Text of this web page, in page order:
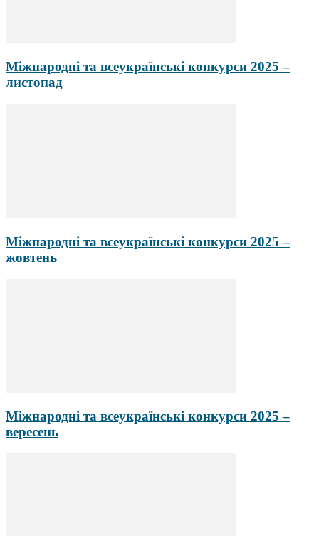
Міжнародні та всеукраїнські конкурси 2025 –
листопад
Міжнародні та всеукраїнські конкурси 2025 –
жовтень
Міжнародні та всеукраїнські конкурси 2025 –
вересень